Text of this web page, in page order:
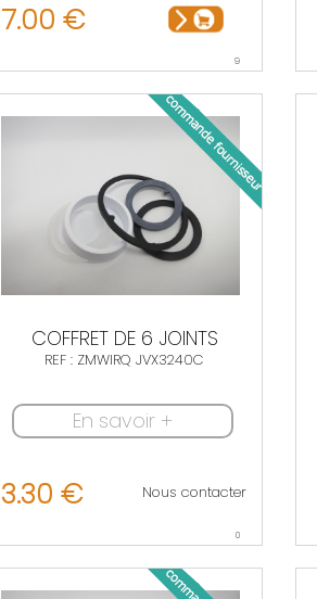
7.00 €
9
COFFRET DE 6 JOINTS
REF : ZMWIRQ JVX3240C
En savoir +
3.30 € Nous contacter
0